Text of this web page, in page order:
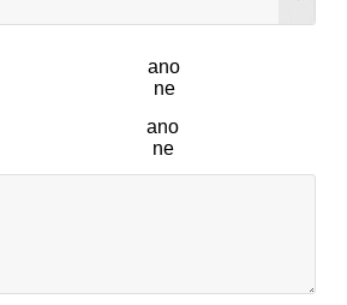
ano
ne
ano
ne